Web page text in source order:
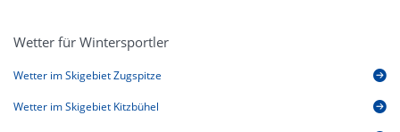
Wetter für Wintersportler
Wetter im Skigebiet Zugspitze
Wetter im Skigebiet Kitzbühel